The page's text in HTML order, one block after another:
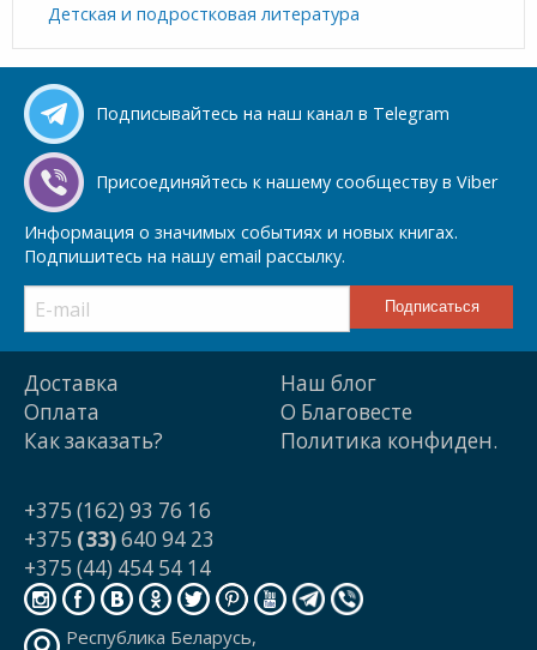
Детская и подростковая литература
Подписывайтесь на наш канал в Telegram
Присоединяйтесь к нашему сообществу в Viber
Информация о значимых событиях и новых книгах.
Подпишитесь на нашу email рассылку.
Доставка
Оплата
Как заказать?
Наш блог
О Благовесте
Политика конфиден.
+375 (162) 93 76 16
+375 (33)640 94 23
+375 (44) 454 54 14
Республика Беларусь,